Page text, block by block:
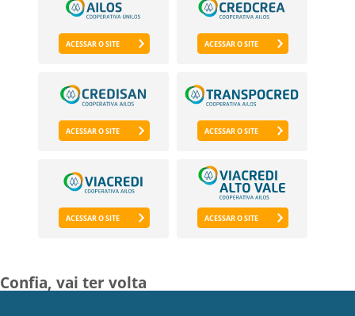
ACESSAR O SITE ACESSAR O SITE
ACESSAR O SITE ACESSAR O SITE
ACESSAR O SITE ACESSAR O SITE
Confia, vai ter volta